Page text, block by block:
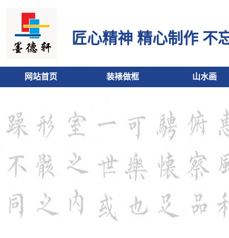
匠心精神 精心制作 不
网站首页 装裱做框 山水画